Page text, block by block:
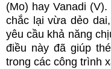
(Mo) hay Vanadi (V).
chắc lại vừa dẻo
yêu cầu khả năng
điều này đã giúp
trong các công trình